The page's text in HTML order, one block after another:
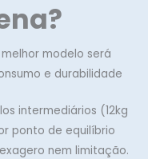
modelo será
e durabilidade
intermediários (12kg
ponto de equilíbrio
nem limitação.